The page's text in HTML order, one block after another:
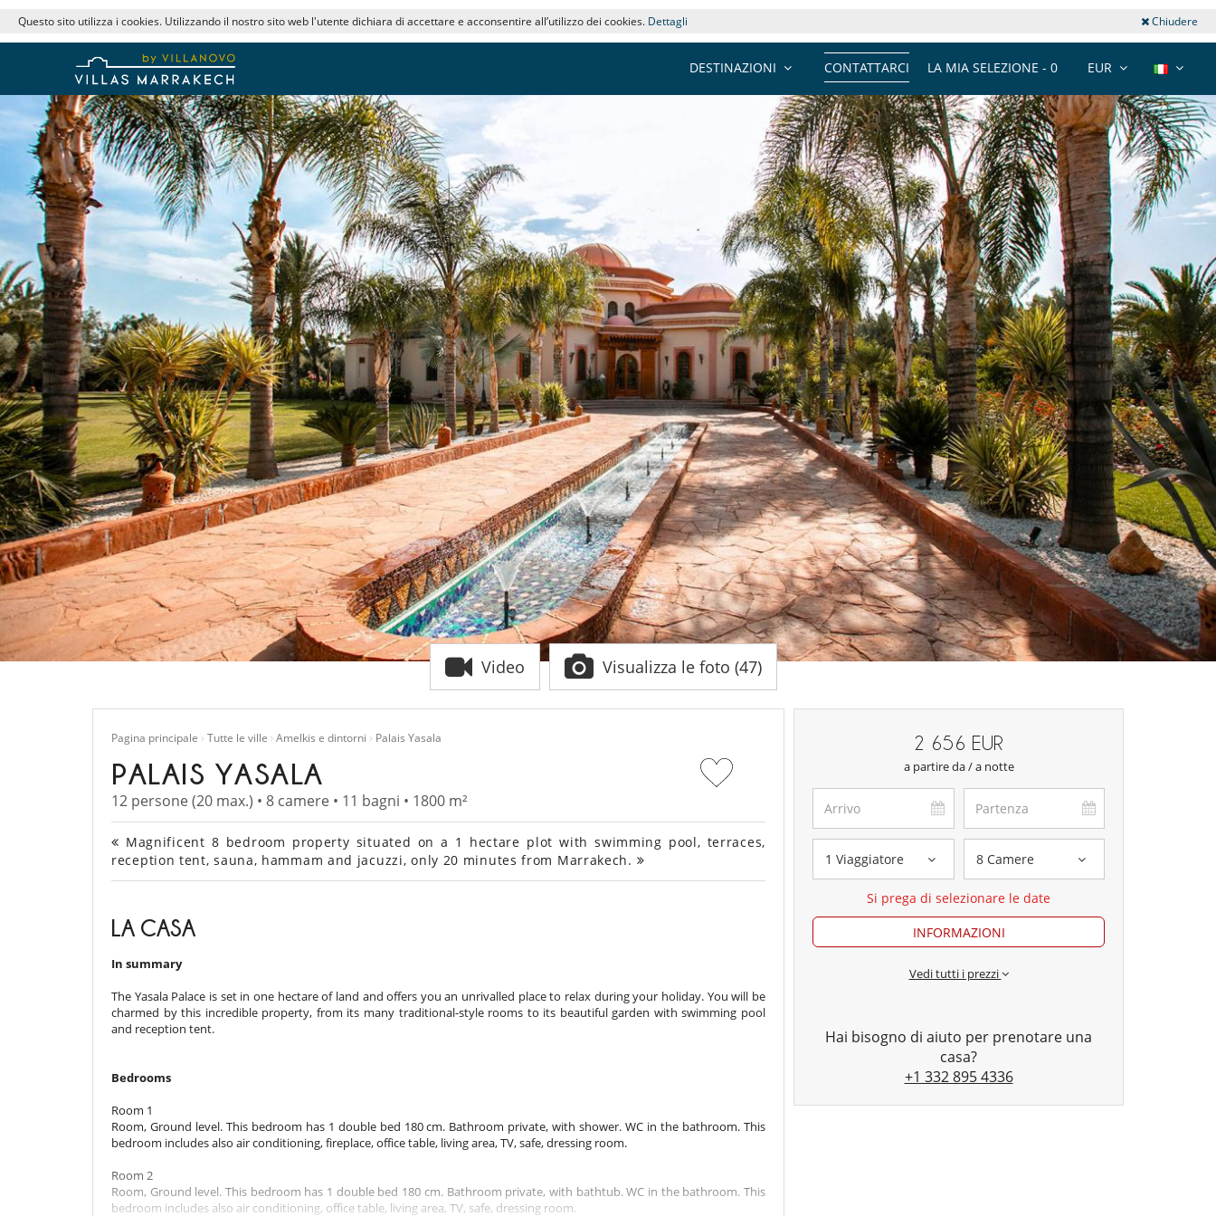
Questo sito utilizza i cookies. Utilizzando il nostro sito web l'utente dichiara di accettare e acconsentire all’utilizzo dei cookies. Dettagli Chiudere
EUR
LA MIA SELEZIONE - 0
CONTATTARCI
DESTINAZIONI
Video Visualizza le foto (47)
Pagina principale Tutte le ville Amelkis e dintorni Palais Yasala
PALAIS YASALA
12 persone (20 max.) • 8 camere • 11 bagni • 1800 m²
Magnificent 8 bedroom property situated on a 1 hectare plot with swimming pool, terraces,
reception tent, sauna, hammam and jacuzzi, only 20 minutes from Marrakech.
LA CASA
In summary
The Yasala Palace is set in one hectare of land and offers you an unrivalled place to relax during your holiday. You will be
charmed by this incredible property, from its many traditional-style rooms to its beautiful garden with swimming pool
and reception tent.
Bedrooms
Room 1
Room, Ground level. This bedroom has 1 double bed 180 cm. Bathroom private, with shower. WC in the bathroom. This
bedroom includes also air conditioning, fireplace, office table, living area, TV, safe, dressing room.
Room 2
Room, Ground level. This bedroom has 1 double bed 180 cm. Bathroom private, with bathtub. WC in the bathroom. This
bedroom includes also air conditioning, office table, living area, TV, safe, dressing room.
2 656 EUR
a partire da / a notte
1 Viaggiatore 8 Camere
Si prega di selezionare le date
INFORMAZIONI
Vedi tutti i prezzi
Hai bisogno di aiuto per prenotare una
casa?
+1 332 895 4336